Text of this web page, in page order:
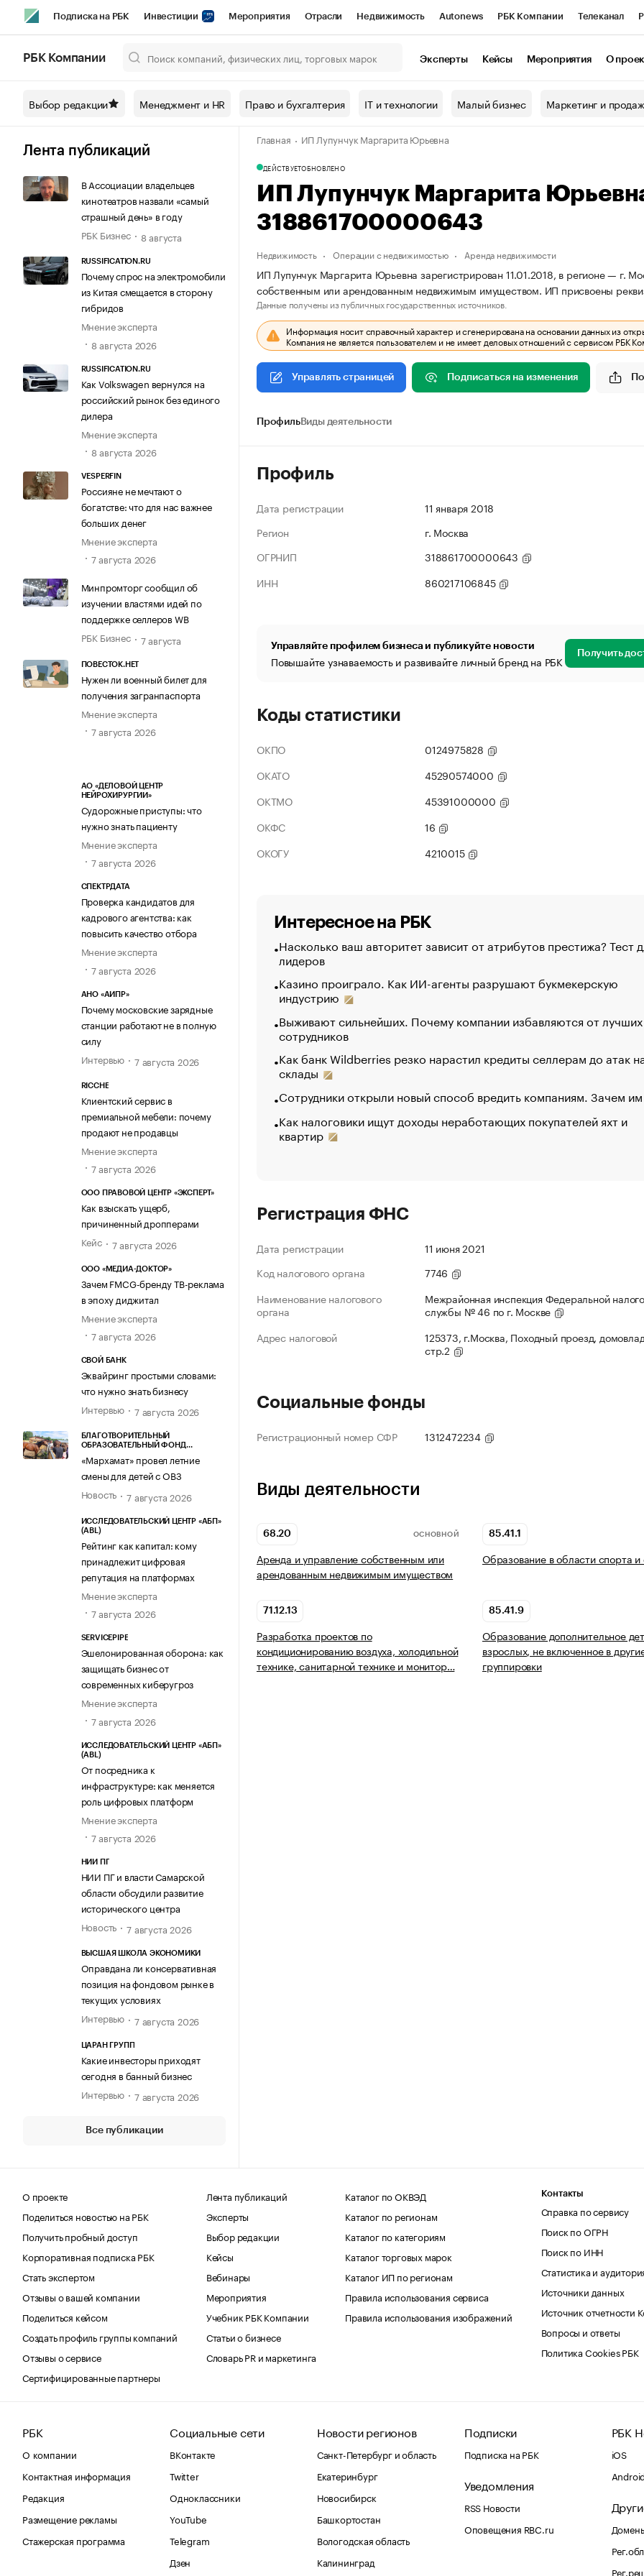
Подписка на РБК Инвестиции Мероприятия Отрасли Недвижимость Autonews РБК Компании Телеканал
Спецпроекты СПб Конференции СПб Спецпроекты Проверка контрагентов
Технологии и медиа Рынок наличной валюты
РБК Компании Эксперты Кейсы Мероприятия О
Выбор редакции Менеджмент и HR Право и бухгалтерия IT и технологии Малый бизнес Маркетинг и
Лента публикаций
В Ассоциации владельцев
кинотеатров назвали «самый
страшный день» в году
РБК Бизнес
8 августа
RUSSIFICATION.RU
Почему спрос на электромобили
из Китая смещается в сторону
гибридов
Мнение эксперта
8 августа 2026
RUSSIFICATION.RU
Как Volkswagen вернулся на
российский рынок без единого
дилера
Мнение эксперта
8 августа 2026
VESPERFIN
Россияне не мечтают о
богатстве: что для нас важнее
больших денег
Мнение эксперта
7 августа 2026
Минпромторг сообщил об
изучении властями идей по
поддержке селлеров WB
РБК Бизнес
7 августа
ПОВЕСТОК.НЕТ
Нужен ли военный билет для
получения загранпаспорта
Мнение эксперта
7 августа 2026
АО «ДЕЛОВОЙ ЦЕНТР
НЕЙРОХИРУРГИИ»
Судорожные приступы: что
нужно знать пациенту
Мнение эксперта
7 августа 2026
СПЕКТРДАТА
Проверка кандидатов для
кадрового агентства: как
повысить качество отбора
Мнение эксперта
7 августа 2026
АНО «АИПР»
Почему московские зарядные
станции работают не в полную
силу
Интервью
7 августа 2026
RICCHE
Клиентский сервис в
премиальной мебели: почему
продают не продавцы
Мнение эксперта
7 августа 2026
ООО ПРАВОВОЙ ЦЕНТР «ЭКСПЕРТ»
Как взыскать ущерб,
причиненный дропперами
Кейс
7 августа 2026
ООО «МЕДИА-ДОКТОР»
Зачем FMCG-бренду ТВ-реклама
в эпоху диджитал
Мнение эксперта
7 августа 2026
СВОЙ БАНК
Эквайринг простыми словами:
что нужно знать бизнесу
Интервью
7 августа 2026
БЛАГОТВОРИТЕЛЬНЫЙ
ОБРАЗОВАТЕЛЬНЫЙ ФОНД
«Мархамат» провел летние
смены для детей с ОВЗ
Новость
7 августа 2026
ИССЛЕДОВАТЕЛЬСКИЙ ЦЕНТР «АБП»
(ABL)
Рейтинг как капитал: кому
принадлежит цифровая
репутация на платформах
Мнение эксперта
7 августа 2026
SERVICEPIPE
Эшелонированная оборона: как
защищать бизнес от
современных киберугроз
Мнение эксперта
7 августа 2026
ИССЛЕДОВАТЕЛЬСКИЙ ЦЕНТР «АБП»
(ABL)
От посредника к
инфраструктуре: как меняется
роль цифровых платформ
Мнение эксперта
7 августа 2026
НИИ ПГ
НИИ ПГ и власти Самарской
области обсудили развитие
исторического центра
Новость
7 августа 2026
ВЫСШАЯ ШКОЛА ЭКОНОМИКИ
Оправдана ли консервативная
позиция на фондовом рынке в
текущих условиях
Интервью
7 августа 2026
ЦАРАН ГРУПП
Какие инвесторы приходят
сегодня в банный бизнес
Интервью
7 августа 2026
Все публикации
Главная ИП Лупунчук Маргарита Юрьевна
ДЕЙСТВУЕТОБНОВЛЕНО
ИП Лупунчук Маргарита
318861700000643
Недвижимость Операции с недвижимостью Аренда недвижимости
ИП Лупунчук Маргарита Юрьевна зарегистрирован 11.01.2018, в регионе — г.
собственным или арендованным недвижимым имуществом. ИП присвоены
Данные получены из публичных государственных источников.
Информация носит справочный характер и сгенерирована на основании данных из
Компания не является пользователем и не имеет деловых отношений с сервисом РБК
Управлять страницей Подписаться на изменения
ПрофильВиды деятельности
Профиль
Дата регистрации
11 января 2018
Регион
г. Москва
ОГРНИП
318861700000643
ИНН
860217106845
Управляйте профилем бизнеса и публикуйте новости
Повышайте узнаваемость и развивайте личный бренд на РБК Получить
Коды статистики
ОКПО
0124975828
ОКАТО
45290574000
ОКТМО
45391000000
ОКФС
16
ОКОГУ
4210015
Интересное на РБК
Насколько ваш авторитет зависит от атрибутов престижа? Тест
лидеров
Казино проиграло. Как ИИ-агенты разрушают букмекерскую
индустрию
Выживают сильнейших. Почему компании избавляются от лучших
сотрудников
Как банк Wildberries резко нарастил кредиты селлерам до атак
склады
Сотрудники открыли новый способ вредить компаниям. Зачем
Как налоговики ищут доходы неработающих покупателей яхт и
квартир
Регистрация ФНС
Дата регистрации
11 июня 2021
Код налогового органа
7746
Наименование налогового
органа
Межрайонная инспекция Федеральной
службы № 46 по г. Москве
Адрес налоговой
125373, г.Москва, Походный проезд,
стр.2
Социальные фонды
Регистрационный номер СФР 1312472234
Виды деятельности
68.20 ОСНОВНОЙ
Аренда и управление собственным или
арендованным недвижимым имуществом
85.41.1
Образование в области спорта и
71.12.13
Разработка проектов по
кондиционированию воздуха, холодильной
технике, санитарной технике и монитор…
85.41.9
Образование дополнительное
взрослых, не включенное в
группировки
О проекте
Поделиться новостью на РБК
Получить пробный доступ
Корпоративная подписка РБК
Стать экспертом
Отзывы о вашей компании
Поделиться кейсом
Создать профиль группы компаний
Отзывы о сервисе
Сертифицированные партнеры
Лента публикаций
Эксперты
Выбор редакции
Кейсы
Вебинары
Мероприятия
Учебник РБК Компании
Статьи о бизнесе
Словарь PR и маркетинга
Каталог по ОКВЭД
Каталог по регионам
Каталог по категориям
Каталог торговых марок
Каталог ИП по регионам
Правила использования сервиса
Правила использования изображений
Контакты
Справка по сервису
Поиск по ОГРН
Поиск по ИНН
Статистика и
Источники данных
Источник отчетности
Вопросы и ответы
Политика Cookies РБК
РБК
О компании
Контактная информация
Редакция
Размещение рекламы
Стажерская программа
Социальные сети
ВКонтакте
Twitter
Одноклассники
YouTube
Telegram
Дзен
Новости регионов
Санкт-Петербург и область
Екатеринбург
Новосибирск
Башкортостан
Вологодская область
Калининград
Подписки
Подписка на РБК
Уведомления
RSS Новости
Оповещения RBC.ru
РБК
iOS